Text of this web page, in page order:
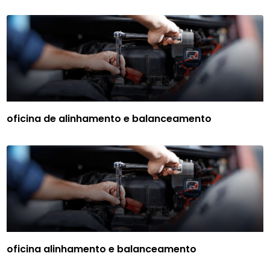
oficina de alinhamento e balanceamento
oficina alinhamento e balanceamento